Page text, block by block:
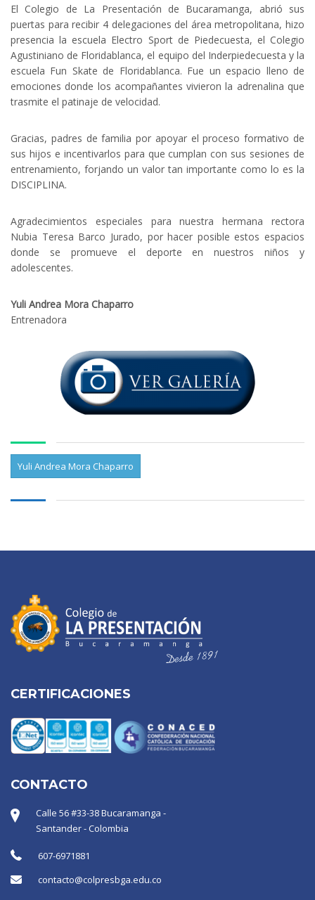
El Colegio de La Presentación de Bucaramanga, abrió sus
puertas para recibir 4 delegaciones del área metropolitana, hizo
presencia la escuela Electro Sport de Piedecuesta, el Colegio
Agustiniano de Floridablanca, el equipo del Inderpiedecuesta y la
escuela Fun Skate de Floridablanca. Fue un espacio lleno de
emociones donde los acompañantes vivieron la adrenalina que
trasmite el patinaje de velocidad.
Gracias, padres de familia por apoyar el proceso formativo de
sus hijos e incentivarlos para que cumplan con sus sesiones de
entrenamiento, forjando un valor tan importante como lo es la
DISCIPLINA.
Agradecimientos especiales para nuestra hermana rectora
Nubia Teresa Barco Jurado, por hacer posible estos espacios
donde se promueve el deporte en nuestros niños y
adolescentes.
Yuli Andrea Mora Chaparro
Entrenadora
Yuli Andrea Mora Chaparro
CERTIFICACIONES
CONTACTO
Calle 56 #33-38 Bucaramanga -
Santander - Colombia
607-6971881
contacto@colpresbga.edu.co